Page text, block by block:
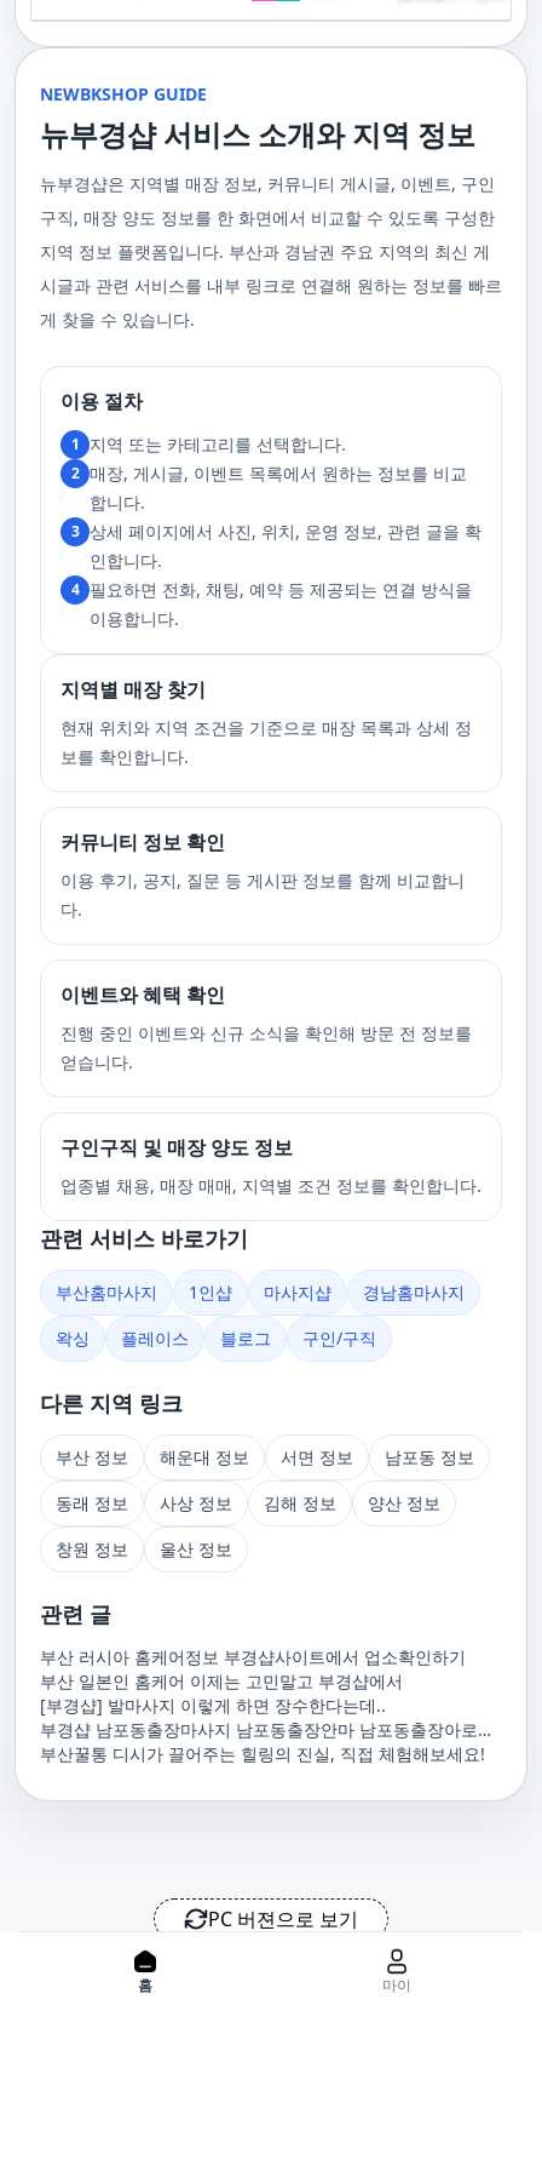
기 위해 부경샵은 계속해서 훌륭한 관리사들을 모집하고 있답니다. 부산 출
장을 원하실 때는 언제든지 후불제로 예약하실 수 있어요, 이점 참고해주세
요. 사전에 예약하시면 더욱 쾌적한 부산 러시아 홈케어 서비스를 경험하실
대한 많은 관심 덕분에, 부경샵은 필요한 요구 사항들을 간단하게 필수적인
것들로 정리했어요. 이 가이드라인을 따라주시면, 서비스 이용 중에 문제가
생기지 않을 거예요. 첫째로, 너무 많은 알코올을 섭취해 만취 상태일 경우에
게 좋아요.서비스 당일에는 부경샵과의 원활한 의사소통이 중요해요, 그래
서 공중전화나 발신 제한으로는 연락이 어려워요. 또한, 자주 예약을 취소하
거나 예약 없이 나타나지 않는 경우, 앞으로 예약하기가 어려워질 수 있으니
가격으로 경험해 보세요.터치 -> 부경샵 홈페이지 터치 -> 더욱 새로워진 뉴
부경샵 홈페이지 터치 -> 부경샵앱 다운로드 - Google Play
원 코스에 대한 궁금증이 있으시다면, 전화를 통한 상담을 추천드립니다.
부산 일본인 홈케어는 대면 서비스의 특성상, 직접 통화를 통한 문의와 예약
시면, 부경샵은 그에 최적화된 서비스를 제공하기 위해 최선을 다할 것입니
다. 언제든지 필요하실 때, 편리한 상담과 지원이 준비되어 있으니 주저하지
마시고 연락 주세요. 부산 일본인 홈케어 이용 방법에 대해서는, 서비스의
핵심은 바로 고객님의 현재 위치에서 직접 찾아가는 것입니다. 이 방식을 통
등, 자신만의 공간에서 편안한 맞춤형 마사지를 받으실 수 있습니다. 최근
한 마사지 서비스를 제공하기 위해 노력하고 있습니다. 부경샵의 주된 목적
은 고객님들이 긴장을 해소하고 새로운 활력을 얻을 수 있는 피난처를 마련
하는 것입니다. 또한, 부경샵 한국과 태국, 일본에서 온 관리사 중 선택이 가
능하며, 다른 곳에서 찾아볼 수 없는 독특한 기술과 마음가짐을 가진 관리사
를 자랑합니다. 이러한 품질은 비교할 수 없는 수준입니다. 서비스의 질을
더욱 높이기 위해, 부경샵은 지속적으로 우수한 일본인 관리사를 모집 중입
서비스를 경험하실 수 있습니다. 마지막으로 부산 일본인 홈케어 서비스를
이용하시기 전에, 아래 주의사항을 상세히 확인하시고 예약을 진행해 주시
기 바랍니다. 부경샵 서비스에 대한 높은 수요를 감안하여, 이용 요건을 간
소화하여 필수적인 사항으로 명시했습니다. 이 가이드라인을 따르시면, 서
비스 이용 중 문제가 발생하지 않을 것입니다. 특히, 과도한 알코올 섭취로
인해 만취 상태에서는 서비스 이용에 제한을 두고 있음을 명확히 합니다. 이
러한 상태에서는 다음 기회에 이용해 주시길 부탁드립니다. 서비스 도착 시
원활한 의사소통이 이루어질 수 있도록, 저희와의 연락이 반드시 가능해야
합니다. 이에 공중전화 사용이나 발신 번호 표시 제한으로의 통화는 받지 않
고 있습니다. 또한, 자주 발생하는 예약 취소나 무단으로 예약을 취소할 경
우, 향후 서비스 예약에 제약이 생길 수 있음을 알려드립니다. 시간을 효율적
으로 사용하며, 합리적인 가격으로 부경샵만의 특별한 경험을 하실 수 있습
정기적으로 받는 마사지입니다.2. 타이 마사지 타이 마사지는 동양의 전통
적인 마사지 방법으로, 신체의 스트레칭과 압력 포인트를 조합하여 신체의
균형을 맞추는 데 중점을 둡니다. 이 마사지는 유연성을 증진시키고 근육의
사지는 신체의 긴장을 풀어주고, 스트레스를 감소시키며, 전반적인 신체 기
서 유래한 마사지 방법으로, 의자에 앉은 상태에서 받을 수 있어 사무실이나
집에서도 쉽게 즐길 수 있습니다. 이 마사지는 특히 허리와 어깨의 피로를 해
소하는 데 효과적이며, 신체의 전반적인 이완을 도와 스트레스 감소에 도움
을 줍니다. 샤이츠 마사지는 짧은 시간에 효과적인 이완을 제공하여, 바쁜 일
상 속에서 짧은 휴식을 필요로 하는 현대인에게 적합합니다.4. 발 마사지 발
마사지는 발과 발목을 중심으로 이루어지는 마사지로, 신체의 균형을 유지
하고 전반적인 피로를 풀어주는 데 중점을 둡니다. 이 마사지는 발의 압력점
을 개선합니다. 발 마사지는 특히 장시간 서 있거나 걷는 일이 많은 사람들에
게 추천되며, 발의 피로 뿐만 아니라 전체적인 신체의 건강과 웰빙에도 긍정
적인 영향을 줍니다.부경샵 앱을 통해 부산 남포동 지역의 고객들은 이러한
춤형 서비스를 즐길 수 있습니다.출장마사지는 부경샵 ↓↓↓ 클릭
https://bkshop.kr/더욱 새로워진 출장마사지 뉴부경샵↓↓↓ 클릭
https://newbkshop.com/출장마사지 부경샵앱 다운로드↓↓↓ 클릭
https://play.google.com/store/apps/details?
울 수 있는 이런 부경샵에서 예약하시는 것을 추천드립니다.때론, 그냥 누워
부산꿀통 디시에서 제공하는 서비스는 여러분에게 새로운 힐링의 기회를 제
사지는 여러분의 체질 개선, 스트레스 해소, 마음의 안정 등 다양한 효능을
가져다줍니다. 이와 같이 부산꿀통 디시의 마사지는 여러분의 건강을 지키
간을 가질 수 있게 해줍니다. 그리고 이런 부산꿀통 디시의 서비스를 편리하
게 예약하고 이용할 수 있게 도와주는 '부경샵' 어플은 부산과 경남 지역에서
최고의 마사지 어플로 추천받고 있습니다. 복잡한 예약 과정 없이, 부담 없이
부산꿀통 디시의 서비스를 이용하려는 분들께 부경샵 어플을 강력히 추천드
립니다.여러분의 건강과 힐링을 위해, 부산꿀통 디시와 부경샵이 함께하며,
모든 고민과 걱정 속에서 여러분을 위로하고 도와드리겠습니다. 부산꿀통
부산꿀통 디시의 건강한 마사지와 쾌적한 분위기 속에서 행복과 건강을 찾
주급
NEWBKSHOP GUIDE
뉴부경샵 서비스 소개와 지역 정보
뉴부경샵은 지역별 매장 정보, 커뮤니티 게시글, 이벤트, 구인
구직, 매장 양도 정보를 한 화면에서 비교할 수 있도록 구성한
지역 정보 플랫폼입니다. 부산과 경남권 주요 지역의 최신 게
시글과 관련 서비스를 내부 링크로 연결해 원하는 정보를 빠르
게 찾을 수 있습니다.
이용 절차
1 지역 또는 카테고리를 선택합니다.
2 매장, 게시글, 이벤트 목록에서 원하는 정보를 비교
합니다.
3 상세 페이지에서 사진, 위치, 운영 정보, 관련 글을 확
인합니다.
4 필요하면 전화, 채팅, 예약 등 제공되는 연결 방식을
이용합니다.
지역별 매장 찾기
현재 위치와 지역 조건을 기준으로 매장 목록과 상세 정
보를 확인합니다.
커뮤니티 정보 확인
이용 후기, 공지, 질문 등 게시판 정보를 함께 비교합니
다.
이벤트와 혜택 확인
진행 중인 이벤트와 신규 소식을 확인해 방문 전 정보를
얻습니다.
구인구직 및 매장 양도 정보
업종별 채용, 매장 매매, 지역별 조건 정보를 확인합니다.
관련 서비스 바로가기
부산홈마사지 1인샵 마사지샵
경남홈마사지
왁싱
플레이스 블로그 구인/구직
다른 지역 링크
부산 정보 해운대 정보 서면 정보
남포동 정보
동래 정보
사상 정보 김해 정보
양산 정보
창원 정보
울산 정보
관련 글
부산 러시아 홈케어정보 부경샵사이트에서 업소확인하기
부산 일본인 홈케어 이제는 고민말고 부경샵에서
[부경샵] 발마사지 이렇게 하면 장수한다는데..
부경샵 남포동출장마사지 남포동출장안마 남포동출장아로마
남포동홈마사지 남포동마사지출장
부산꿀통 디시가 끌어주는 힐링의 진실, 직접 체험해보세요!
PC 버젼으로 보기
위치기반서비스 이용약관
이용약관
홈 마이